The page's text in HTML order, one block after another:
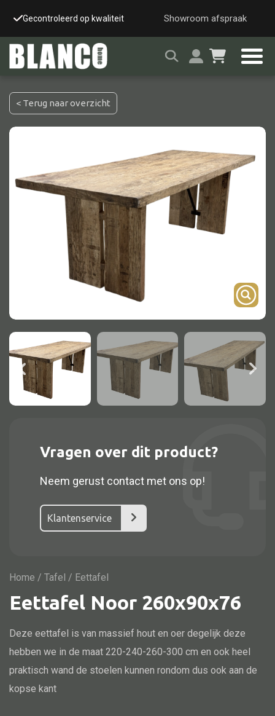
Gecontroleerd op kwaliteit Snelle & veilige
Showroom afspraak
Eettafel
Bartafel
Console
Tafel overig
Glaskast
Nachtkast
Kast overige
TV meubel
Rek
Alle stoelen
< Terug naar overzicht
Vragen over dit product?
Neem gerust contact met ons op!
Klantenservice
Home / Tafel / Eettafel
Eettafel Noor 260x90x76
Deze eettafel is van massief hout en oer degelijk deze
hebben we in de maat 220-240-260-300 cm en ook heel
praktisch wand de stoelen kunnen rondom dus ook aan de
kopse kant